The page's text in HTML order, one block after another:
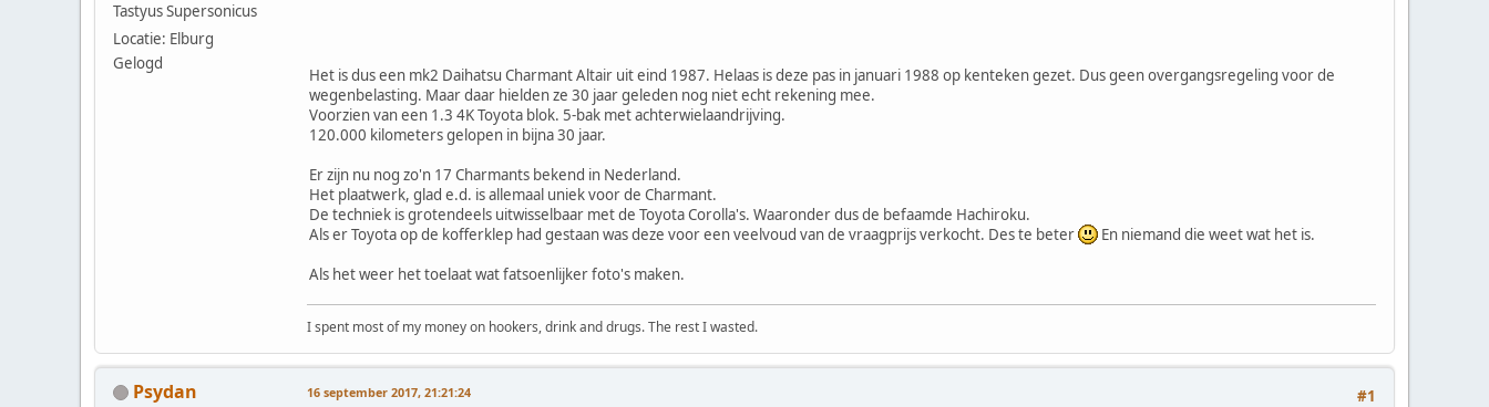
Tastyus Supersonicus
Locatie: Elburg
Gelogd
Het is dus een mk2 Daihatsu Charmant Altair uit eind 1987. Helaas is deze pas in januari 1988 op kenteken gezet. Dus geen overgangsregeling voor de
wegenbelasting. Maar daar hielden ze 30 jaar geleden nog niet echt rekening mee.
Voorzien van een 1.3 4K Toyota blok. 5-bak met achterwielaandrijving.
120.000 kilometers gelopen in bijna 30 jaar.
Er zijn nu nog zo'n 17 Charmants bekend in Nederland.
Het plaatwerk, glad e.d. is allemaal uniek voor de Charmant.
De techniek is grotendeels uitwisselbaar met de Toyota Corolla's. Waaronder dus de befaamde Hachiroku.
Als er Toyota op de kofferklep had gestaan was deze voor een veelvoud van de vraagprijs verkocht. Des te beter
En niemand die weet wat het is.
Als het weer het toelaat wat fatsoenlijker foto's maken.
I spent most of my money on hookers, drink and drugs. The rest I wasted.
Psydan #1
16 september 2017, 21:21:24